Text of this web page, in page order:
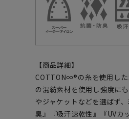
【商品詳細】
COTTON∞®の糸を使用した
の混紡素材を使用し強度に
やジャケットなどを選ばず
臭』『吸汗速乾性』『UVカ